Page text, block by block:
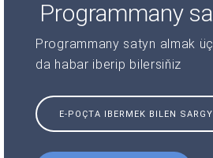
Programmany
Programmany satyn almak
da habar iberip bilersiňiz
E-POÇTA IBERMEK BILEN